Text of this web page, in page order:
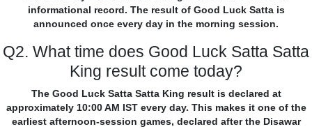
informational record. The result of Good Luck Satta is
announced once every day in the morning session.
Q2. What time does Good Luck Satta Satta
King result come today?
The Good Luck Satta Satta King result is declared at
approximately 10:00 AM IST every day. This makes it one of the
earliest afternoon-session games, declared after the Disawar